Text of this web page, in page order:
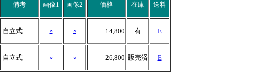
備考 画像1 画像2 価格 在庫 送料
自立式 ○ ○ 14,800 有 E
自立式 ○ ○ 26,800 販売済 E